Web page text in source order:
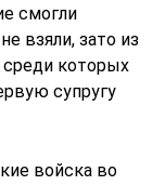
смогли
взяли, зато из
которых
супругу
войска во